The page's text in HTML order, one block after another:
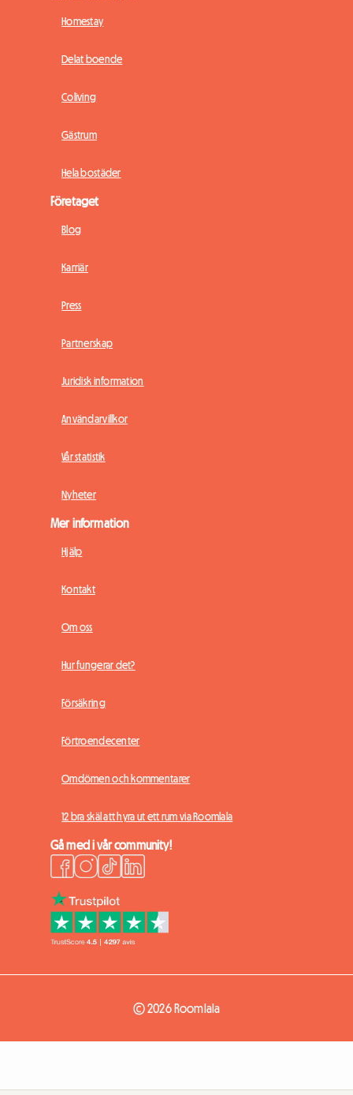
Homestay
Delat boende
Coliving
Gästrum
Hela bostäder
Företaget
Blog
Karriär
Press
Partnerskap
Juridisk information
Användarvillkor
Vår statistik
Nyheter
Mer information
Hjälp
Kontakt
Om oss
Hur fungerar det?
Försäkring
Förtroendecenter
Omdömen och kommentarer
12 bra skäl att hyra ut ett rum via Roomlala
Gå med i vår community!
© 2026 Roomlala